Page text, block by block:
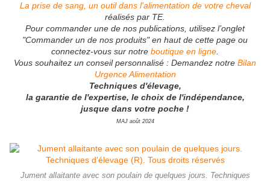
La prise de sang, un outil dans l'alimentation de votre cheval
réalisés par TE.
Pour commander une de nos publications, utilisez l’onglet
"Commander un de nos produits" en haut de cette page ou
connectez-vous sur notre boutique en ligne
Vous souhaitez un conseil personnalisé : Demandez notre Bilan
Urgence Alimentation
Techniques d'élevage,
la garantie de l'expertise, le choix de l'indépendance,
jusque dans votre poche !
MAJ août 2024
Jument allaitante avec son poulain de quelques jours. Techniques